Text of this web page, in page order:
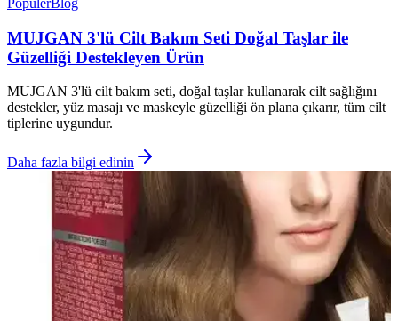
PopülerBlog
MUJGAN 3'lü Cilt Bakım Seti Doğal Taşlar ile
Güzelliği Destekleyen Ürün
MUJGAN 3'lü cilt bakım seti, doğal taşlar kullanarak cilt sağlığını
destekler, yüz masajı ve maskeyle güzelliği ön plana çıkarır, tüm cilt
tiplerine uygundur.
Daha fazla bilgi edinin